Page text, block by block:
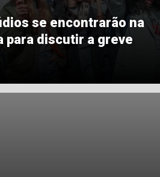
se encontrarão na
para discutir a greve